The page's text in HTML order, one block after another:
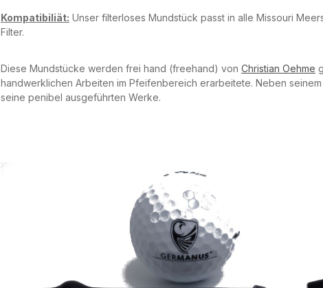
Kompatibiliät: Unser filterloses Mundstück passt in alle Missouri
Filter.
Diese Mundstücke werden frei hand (freehand) von Christian Oehme
handwerklichen Arbeiten im Pfeifenbereich erarbeitete. Neben
seine penibel ausgeführten Werke.